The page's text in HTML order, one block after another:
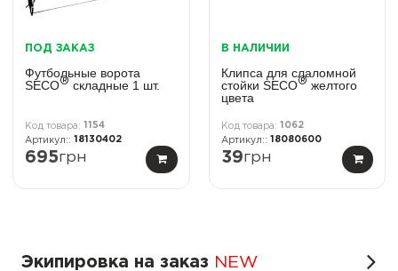
ПОД ЗАКАЗ
Футбольные ворота
SECO® cкладные 1 шт.
1154
18130402
695грн
В НАЛИЧИИ
Клипса для слаломной
стойки SECO® желтого
цвета
1062
18080600
39грн
Экипировка на заказ NEW